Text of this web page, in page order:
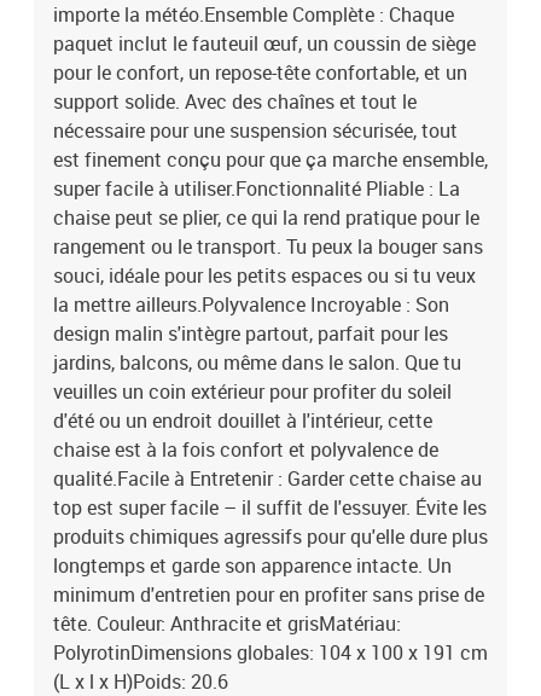
importe la météo.Ensemble Complète : Chaque
paquet inclut le fauteuil œuf, un coussin de siège
pour le confort, un repose-tête confortable, et un
support solide. Avec des chaînes et tout le
nécessaire pour une suspension sécurisée, tout
est finement conçu pour que ça marche ensemble,
super facile à utiliser.Fonctionnalité Pliable : La
chaise peut se plier, ce qui la rend pratique pour le
rangement ou le transport. Tu peux la bouger sans
souci, idéale pour les petits espaces ou si tu veux
la mettre ailleurs.Polyvalence Incroyable : Son
design malin s'intègre partout, parfait pour les
jardins, balcons, ou même dans le salon. Que tu
veuilles un coin extérieur pour profiter du soleil
d'été ou un endroit douillet à l'intérieur, cette
chaise est à la fois confort et polyvalence de
qualité.Facile à Entretenir : Garder cette chaise au
top est super facile – il suffit de l'essuyer. Évite les
produits chimiques agressifs pour qu'elle dure plus
longtemps et garde son apparence intacte. Un
minimum d'entretien pour en profiter sans prise de
tête. Couleur: Anthracite et grisMatériau:
PolyrotinDimensions globales: 104 x 100 x 191 cm
(L x l x H)Poids: 20.6